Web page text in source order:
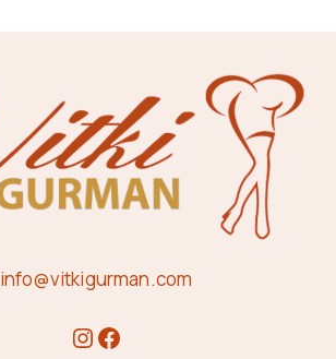
info@vitkigurman.com